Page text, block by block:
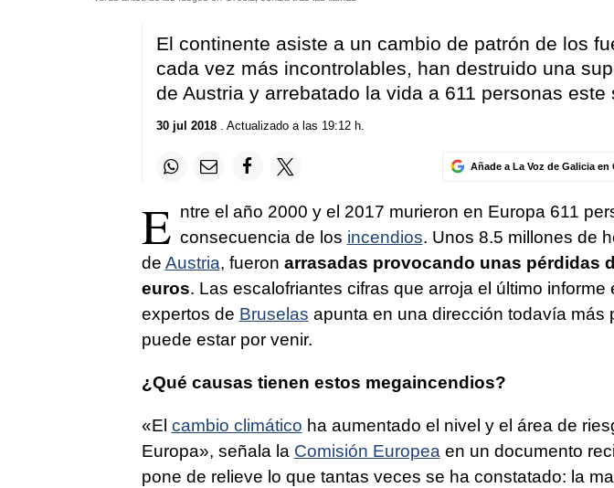
El continente asiste a un cambio de patrón de los
cada vez más incontrolables, han destruido una
de Austria y arrebatado la vida a 611 personas este
30 jul 2018. Actualizado a las 19:12 h.
Añade a La Voz de Galicia en
E ntre el año 2000 y el 2017 murieron en Europa 611
consecuencia de los incendios. Unos 8.5 millones de
de Austria, fueron arrasadas provocando unas pérdidas
euros. Las escalofriantes cifras que arroja el último informe
expertos de Bruselas apunta en una dirección todavía más
puede estar por venir.
¿Qué causas tienen estos megaincendios?
«El cambio climático ha aumentado el nivel y el área de
Europa», señala la Comisión Europeaen un documento
pone de relieve lo que tantas veces se ha constatado: la